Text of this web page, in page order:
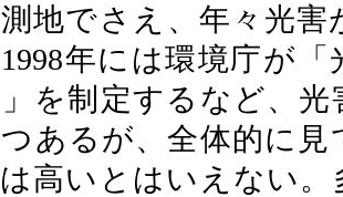
地でさえ、年々光
年には環境庁が
を制定するなど、
あるが、全体的に
高いとはいえない